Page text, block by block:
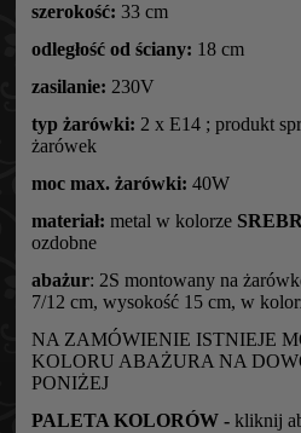
szerokość: 33 cm
odległość od ściany: 18 cm
zasilanie: 230V
typ żarówki: 2 x E14 ; produkt
żarówek
moc max. żarówki: 40W
materiał: metal w kolorze
ozdobne
abażur: 2S montowany na
7/12 cm, wysokość 15 cm, w
NA ZAMÓWIENIE ISTNIEJE
KOLORU ABAŻURA NA
PONIŻEJ
PALETA KOLORÓW - kliknij